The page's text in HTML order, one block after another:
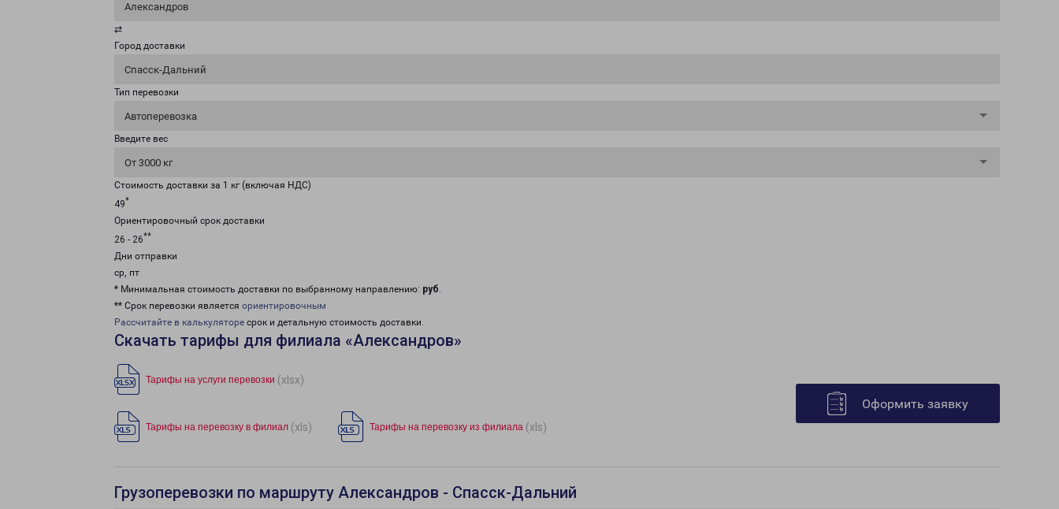
Александров
⇄
Город доставки
Спасск-Дальний
Тип перевозки
Автоперевозка
Введите вес
От 3000 кг
Стоимость доставки за 1 кг (включая НДС)
49*
Ориентировочный срок доставки
26 - 26**
Дни отправки
ср, пт
* Минимальная стоимость доставки по выбранному направлению: руб.
** Срок перевозки является ориентировочным
Рассчитайте в калькуляторе срок и детальную стоимость доставки.
Скачать тарифы для филиала «Александров»
Тарифы на услуги перевозки (xlsx)
Тарифы на перевозку в филиал (xls) Тарифы на перевозку из филиала (xls)
Оформить заявку
Грузоперевозки по маршруту Александров - Спасск-Дальний